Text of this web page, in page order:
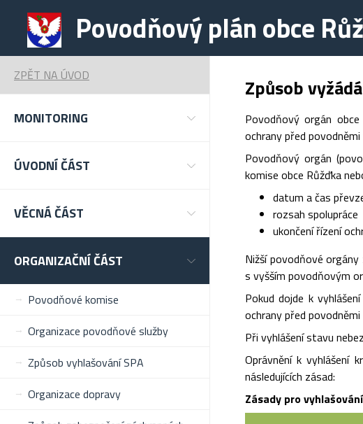
Povodňový plán obce
ZPĚT NA ÚVOD
MONITORING
ÚVODNÍ ČÁST
VĚCNÁ ČÁST
ORGANIZAČNÍ ČÁST
Povodňové komise
Organizace povodňové služby
Způsob vyhlašování SPA
Organizace dopravy
Způsob
Povodňový orgán
ochrany před
Povodňový orgán
komise obce Růžďka
datum a čas
rozsah spolupráce
ukončení řízení
Nižší povodňové
s vyšším povodňovým
Pokud dojde k
ochrany před
Při vyhlášení stavu
Oprávnění k vyhlášení
následujících zásad:
Zásady pro